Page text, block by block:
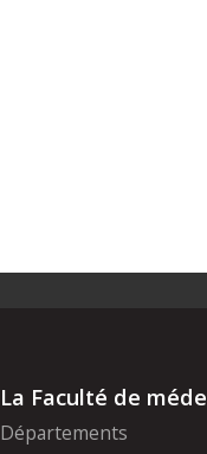
La Faculté de
Départements